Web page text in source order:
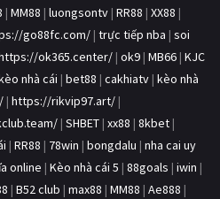
| MM88 | luongsontv | RR88 | XX88 |
go88fc.com/ | trực tiếp nba | soi
ok365.center/ | ok9 | MB66 | KJC
nhà cái | bet88 | cakhiatv | kèo nhà
| https://rikvip97.art/ |
| SHBET | xx88 | 8kbet |
| RR88 | 78win | bongdalu | nha cai uy
online | Kèo nhà cái 5 | 88goals | iwin |
| B52 club | max88 | MM88 | Ae888 |